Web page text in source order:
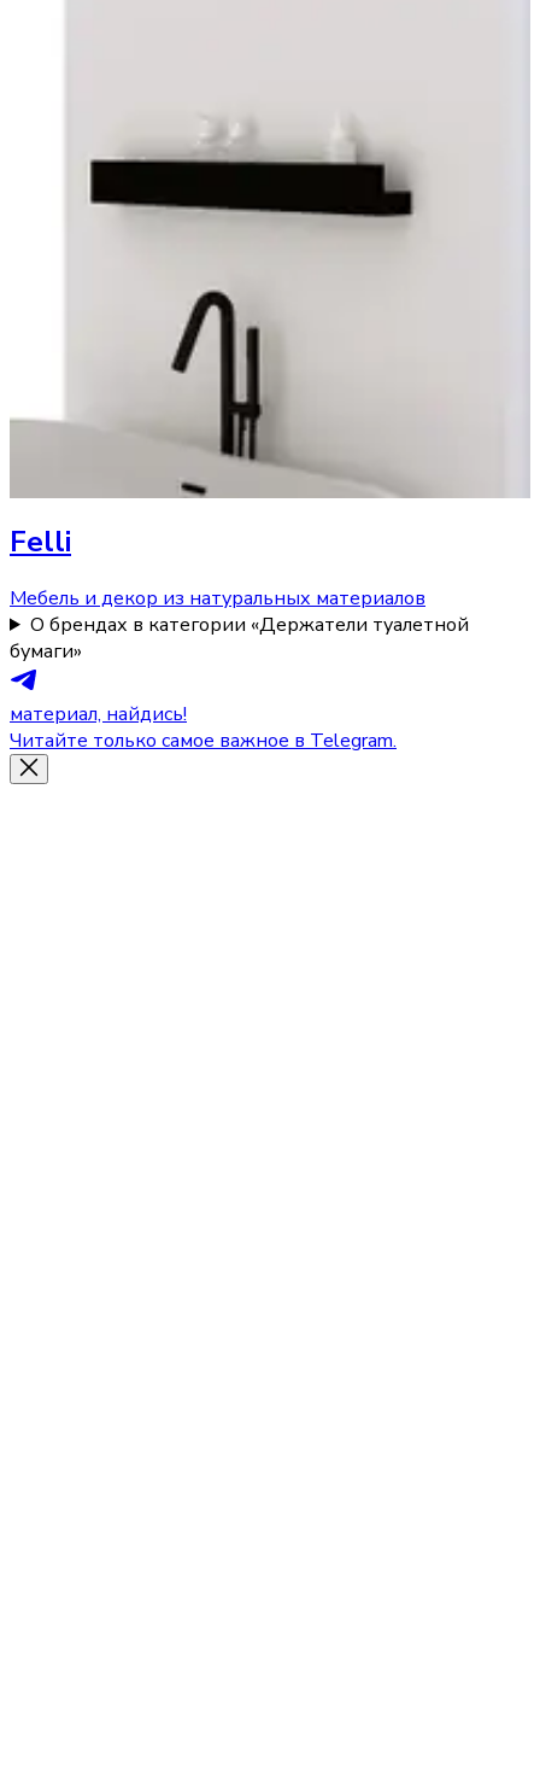
Felli
Мебель и декор из натуральных материалов
О брендах в категории «Держатели туалетной
бумаги»
материал, найдись!
Читайте только самое важное в Telegram.